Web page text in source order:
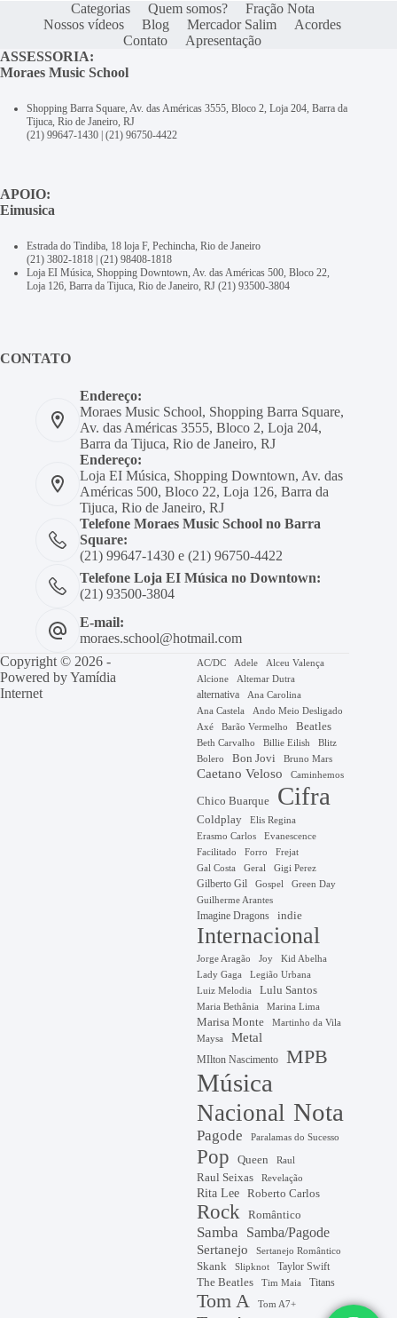
Categorias Quem somos?
Fração Nota
Nossos vídeos
Blog Mercador Salim
Acordes
Contato
Apresentação
ASSESSORIA:
Moraes Music School
Shopping Barra Square, Av. das Américas 3555, Bloco 2, Loja 204, Barra da
Tijuca, Rio de Janeiro, RJ
(21) 99647-1430 (21) 96750-4422
APOIO:
Eimusica
Estrada do Tindiba, 18 loja F, Pechincha, Rio de Janeiro
(21) 3802-1818 (21) 98408-1818
Loja EI Música, Shopping Downtown, Av. das Américas 500, Bloco 22,
Loja 126, Barra da Tijuca, Rio de Janeiro, RJ (21) 93500-3804
CONTATO
Endereço:
Moraes Music School, Shopping Barra Square,
Av. das Américas 3555, Bloco 2, Loja 204,
Barra da Tijuca, Rio de Janeiro, RJ
Endereço:
Loja EI Música, Shopping Downtown, Av. das
Américas 500, Bloco 22, Loja 126, Barra da
Tijuca, Rio de Janeiro, RJ
Telefone Moraes Music School no Barra
Square:
(21) 99647-1430 e (21) 96750-4422
Telefone Loja EI Música no Downtown:
(21) 93500-3804
E-mail:
moraes.school@hotmail.com
Copyright © 2026 -
Powered byYamídia
Internet
AC/DC Adele
Alceu Valença
Alcione
Altemar Dutra
alternativa
Ana Carolina
Ana Castela
Ando Meio Desligado
Axé Barão Vermelho Beatles
Beth Carvalho Billie Eilish
Blitz
Bolero
Bon Jovi Bruno Mars
Caetano Veloso Caminhemos
Chico Buarque Cifra
Coldplay
Elis Regina
Erasmo Carlos
Evanescence
Facilitado
Forro Frejat
Gal Costa Geral Gigi Perez
Gilberto Gil Gospel Green Day
Guilherme Arantes
Imagine Dragons indie
Internacional
Jorge Aragão Joy Kid Abelha
Lady Gaga
Legião Urbana
Luiz Melodia
Lulu Santos
Maria Bethânia Marina Lima
Marisa Monte
Martinho da Vila
Maysa
Metal
MIlton Nascimento MPB
Música
Nacional Nota
Pagode Paralamas do Sucesso
Pop Queen Raul
Raul Seixas Revelação
Rita Lee Roberto Carlos
Rock Romântico
Samba
Samba/Pagode
Sertanejo
Sertanejo Romântico
Skank Slipknot Taylor Swift
The Beatles Tim Maia Titans
Tom A Tom A7+